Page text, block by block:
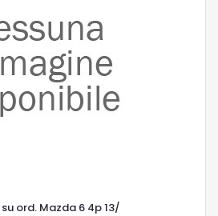
ord. Mazda 6 4p 13/